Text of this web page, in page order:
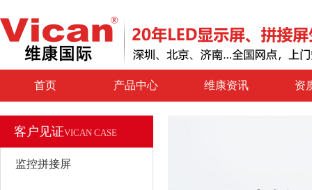
首页 产品中心 维康资讯 资
客户见证VICAN CASE
监控拼接屏